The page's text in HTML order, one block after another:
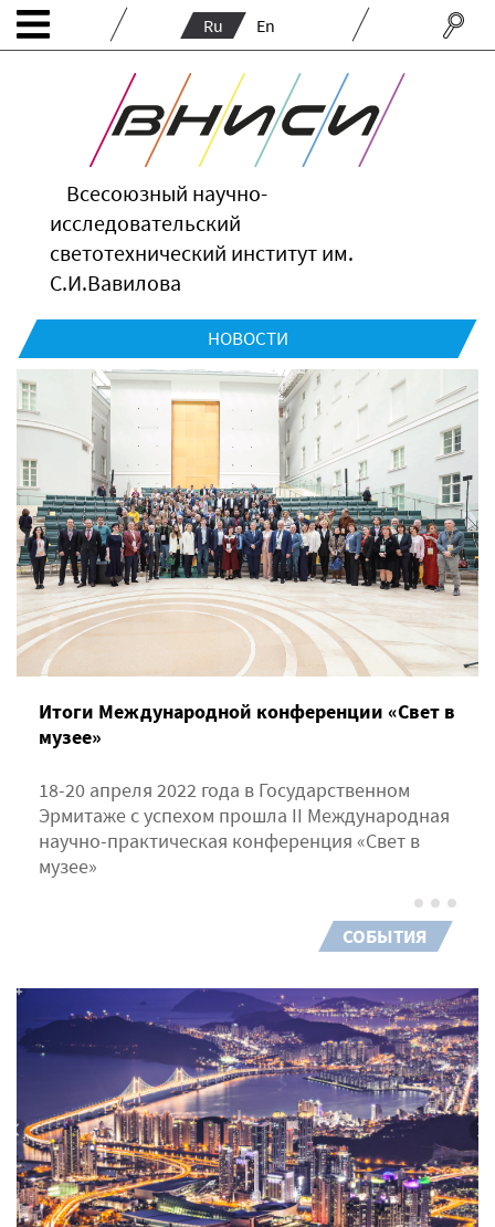
Ru En
Всесоюзный научно-
исследовательский
светотехнический институт им.
С.И.Вавилова
НОВОСТИ
Итоги Международной конференции «Свет в
музее»
18-20 апреля 2022 года в Государственном
Эрмитаже с успехом прошла II Международная
научно-практическая конференция «Свет в
музее»
СОБЫТИЯ